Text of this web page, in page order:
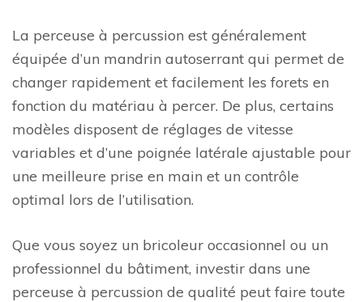
La perceuse à percussion est généralement
équipée d’un mandrin autoserrant qui permet de
changer rapidement et facilement les forets en
fonction du matériau à percer. De plus, certains
modèles disposent de réglages de vitesse
variables et d’une poignée latérale ajustable pour
une meilleure prise en main et un contrôle
optimal lors de l’utilisation.
Que vous soyez un bricoleur occasionnel ou un
professionnel du bâtiment, investir dans une
perceuse à percussion de qualité peut faire toute